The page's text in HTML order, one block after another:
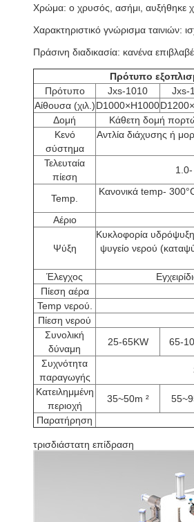
Χρώμα: ο χρυσός, ασήμι, αυξήθηκε
Χαρακτηριστικό γνώρισμα
Πράσινη διαδικασία: κανένα
Πρότυπο
Πρότυπο
Jxs-1010 Jxs-
Αίθουσα (χιλ.)D1000×H1000
Δομή
Κάθετη δομή
Κενό
σύστημα
Αντλία διάχυσης ή
Τελευταία
πίεση
Temp.
Κανονικά temp-
Αέριο
Ψύξη
Κυκλοφορία
ψυγείο νερού
Έλεγχος
Πίεση αέρα
Temp νερού.
Πίεση νερού
Συνολική
δύναμη
25-65KW 65-
Συχνότητα
παραγωγής
Κατειλημμένη
περιοχή
35~50m ²
Παρατήρηση
τρισδιάστατη επίδραση